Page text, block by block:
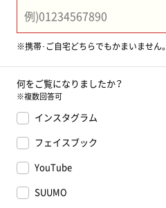
※携帯･ご自宅どちらでもかまいません。
何をご覧になりましたか？
※複数回答可
インスタグラム
フェイスブック
YouTube
SUUMO